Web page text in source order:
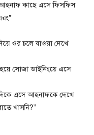
কাছে এসে ফিসফিস
ওর চলে যাওয়া দেখে
সোজা ডাইনিংয়ে এসে
এসে আহনাফকে দেখে
খাসনি?”